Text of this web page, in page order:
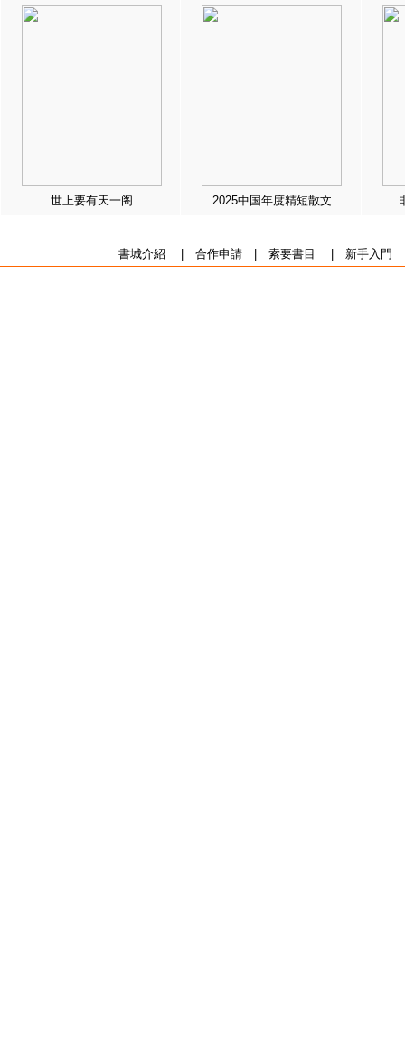
世上要有天一阁 2025中国年度精短散文
書城介紹 合作申請| 索要書目 新手入門